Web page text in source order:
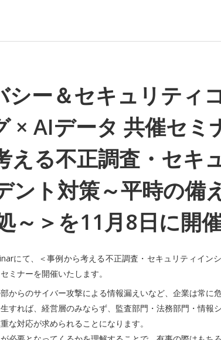
シー＆セキュリティ
× AIデータ 共催セミ
える不正調査・セキ
ント対策～平時の備
～＞を11月8日に開
にて、＜事例から考える不正調査・セキュリティイン
ミナーを開催いたします。
からのサイバー攻撃による情報漏えいなど、企業は常に
すれば、経営層のみならず、監査部門・法務部門・情報
な対応が求められることになります。